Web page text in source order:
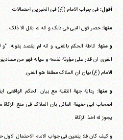
أقول:فی جواب الامام (ع) فی الخبرین احتمالات:
منها:حصر قول النبی فی ذلک و انه لم یقل الا ذلک .
و منها: اناطة الحکم بالغنی، و انه لم یقصد بقوله:
القوی ان قدر علی مؤونة نفسه و عیاله فهو من مصادیق
الامام (ع) بیان ان الملاک مطلقا هو الغنی.
و منها: رعایة جهة التقیة مع بیان الحکم
اصحاب ابی حنیفة القائل بان الملاک فی منع
یجوز له اخذ الزکاة .
و کیف کان فلا یتعین فی جواب الامام الاحتمال الاول